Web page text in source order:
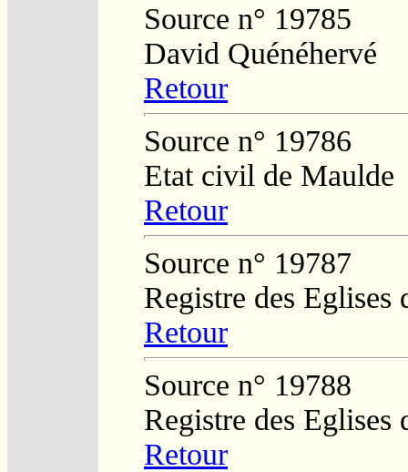
Source n° 19785
David Quénéhervé
Retour
Source n° 19786
Etat civil de Maulde
Retour
Source n° 19787
Registre des Eglises
Retour
Source n° 19788
Registre des Eglises
Retour